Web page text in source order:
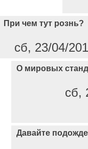
При чем тут рознь?
сб, 23/04/
О мировых
сб,
Давайте